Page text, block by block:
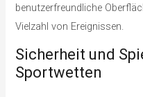
benutzerfreundliche
Vielzahl von Ereignissen.
Sicherheit und
Sportwetten